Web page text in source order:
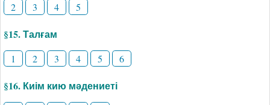
2 3 4 5
§15. Талғам
1 2 3 4 5 6
§16. Киім кию мәдениеті